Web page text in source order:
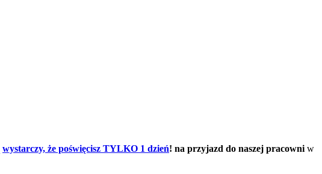
wystarczy, że poświęcisz TYLKO 1 dzień! na przyjazd do naszej pracowni w